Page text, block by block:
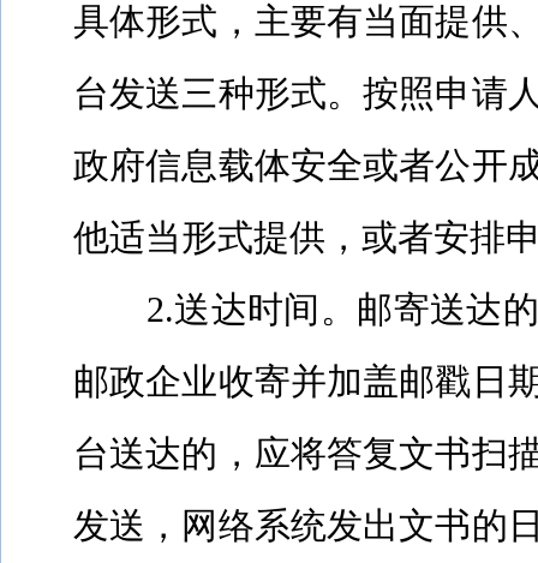
具体形式，主要有当面提供
台发送三种形式。按照申请
政府信息载体安全或者公开
他适当形式提供，或者安排
2.送达时间。邮寄送达
邮政企业收寄并加盖邮戳日
台送达的，应将答复文书扫
发送，网络系统发出文书的